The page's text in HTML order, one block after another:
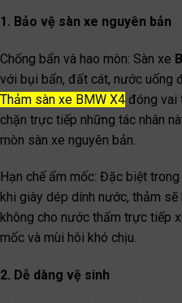
1. Bảo vệ sàn xe nguyên bản
Chống bẩn và hao mòn: Sàn xe
với bụi bẩn, đất cát, nước uống
Thảm sàn xe BMW X4 đóng vai
chặn trực tiếp những tác nhân
mòn sàn xe nguyên bản.
Hạn chế ẩm mốc: Đặc biệt
khi giày dép dính nước, thảm
không cho nước thấm trực tiếp
mốc và mùi hôi khó chịu.
2. Dễ dàng vệ sinh